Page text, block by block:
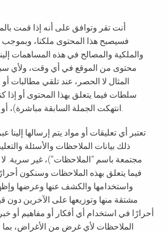
أنت تقر وتوافق على أنه إذا قمت
فسيصبح هذا المحتوى ملكنا، وبموجب
والملكية والمصالح في هذه المساهمات
محتوى من الموقع في أي وقت، ولأي
المثال لا الحصر، عند تلقي مطالبات
سلطات فيما يتعلق بهذا المحتوى أو إذا
تعتبر أي تعليقات أو مواد يتم إرسالها إلينا
ذلك بيانات الملاحظات والأسئلة
مجتمعة باسم “الملاحظات”)، غير سرية.
فيما يتعلق بهذه الملاحظات وسنكون
واستخدامها والكشف عنها وعرضها
مشتقة منها وتوزيعها على الآخرين دون
أحرارًا في استخدام أي أفكار أو مفاهيم أو
الملاحظات لأي غرض من الأغراض، بما